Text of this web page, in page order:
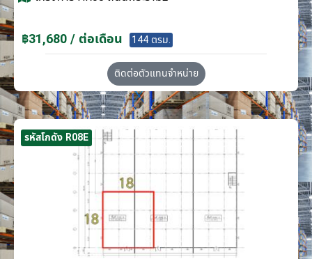
฿31,680 / ต่อเดือน 144 ตรม.
ติดต่อตัวแทนจำหน่าย
รหัสโกดัง R08E